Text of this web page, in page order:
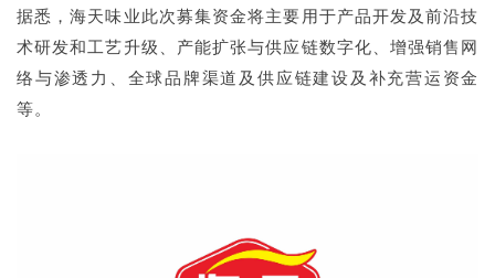
据悉，海天味业此次募集资金将主要用于产品开发及前沿技
术研发和工艺升级、产能扩张与供应链数字化、增强销售网
络与渗透力、全球品牌渠道及供应链建设及补充营运资金
等。